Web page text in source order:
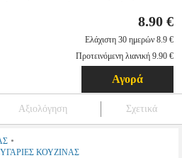
8.90 €
Ελάχιστη 30 ημερών 8.9 €
Προτεινόμενη λιανική 9.90 €
Αγορά
Αξιολόγηση Σχετικά
•
ΖΥΓΑΡΙΕΣ ΚΟΥΖΙΝΑΣ